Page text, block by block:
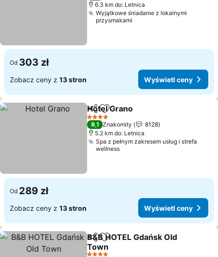
6.3 km do: Letnica
Wyjątkowe śniadanie z lokalnymi
przysmakami
Od 303 zł
Zobacz ceny z 13 stron Wyświetl ceny
Udostępnij
Dodaj do ulubionych
Hotel Grano
4 Kategoria
9,1 Znakomity
8128
5.2 km do: Letnica
Spa z pełnym zakresem usług i strefa
wellness
Od 289 zł
Zobacz ceny z 13 stron Wyświetl ceny
Udostępnij
Dodaj do ulubionych
B&B HOTEL Gdańsk Old
Town